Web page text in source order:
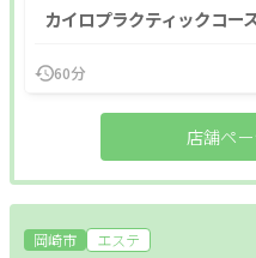
カイロプラクティックコー
60分
店舗ペ
岡崎市 エステ